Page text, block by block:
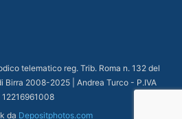
telematico reg. Trib. Roma n. 132 del
Birra 2008-2025 | Andrea Turco - P.IVA
12216961008
da Depositphotos.com